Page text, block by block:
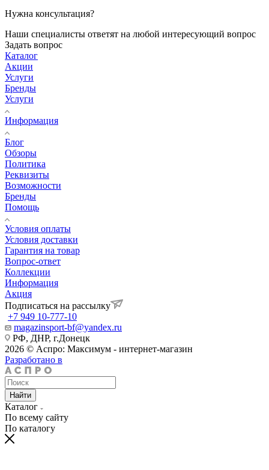
Нужна консультация?
Наши специалисты ответят на любой интересующий вопрос
Задать вопрос
Каталог
Акции
Услуги
Бренды
Услуги
Информация
Блог
Обзоры
Политика
Реквизиты
Возможности
Бренды
Помощь
Условия оплаты
Условия доставки
Гарантия на товар
Вопрос-ответ
Коллекции
Информация
Акция
Подписаться на рассылку
+7 949 10-777-10
magazinsport-bf@yandex.ru
РФ, ДНР, г.Донецк
2026 © Аспро: Максимум - интернет-магазин
Разработано в
Найти
Каталог
По всему сайту
По каталогу